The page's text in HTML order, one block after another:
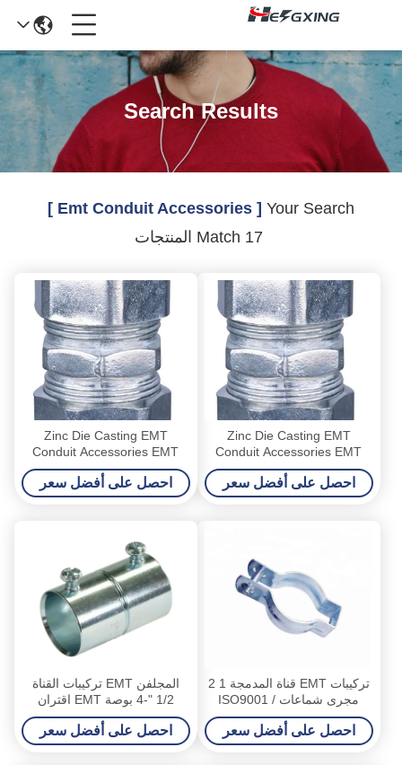
Search Results
Your Search
[ Emt Conduit Accessories ]
Zinc Die Casting EMT
Conduit Accessories EMT
خيوط اقتران للماء
احصل على أفضل سعر
Zinc Die Casting EMT
Conduit Accessories EMT
خيوط اقتران للماء
احصل على أفضل سعر
تركيبات EMT قناة المدمجة 1 2
مجرى شماعات ISO9001 /
SGS الموافقة
احصل على أفضل سعر
المجلفن EMT تركيبات القناة
1/2 "-4 بوصة EMT اقتران
مجموعة المسمار نوع
احصل على أفضل سعر